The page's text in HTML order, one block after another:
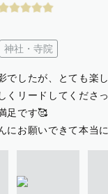
神社・寺院
でしたが、とても楽
くリードしてくださ
足です🥰
にお願いできて本当